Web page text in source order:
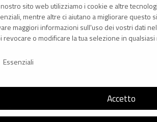
Bologna (Italia)
Cookies
sito web utilizziamo i cookie e altre
mentre altre ci aiutano a migliorare questo
maggiori informazioni sull'uso dei vostri dati
revocare o modificare la tua selezione in
Privacy
Essenziali
Accetto